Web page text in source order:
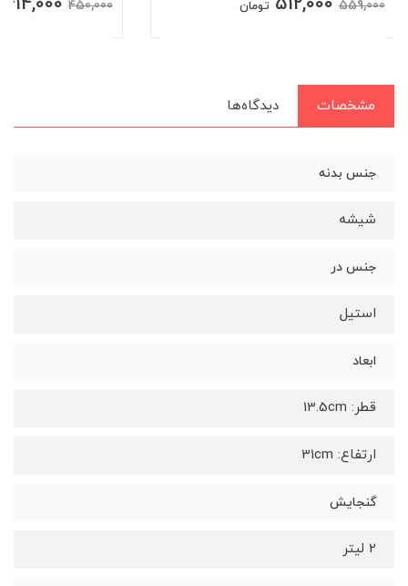
559,000 تومان 450,000
مشخصات دیدگاه‌ها
جنس بدنه
شیشه
جنس در
استیل
ابعاد
قطر: 13.5cm
ارتفاع: 31cm
گنجایش
2 لیتر